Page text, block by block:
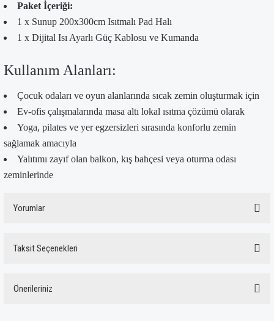
Paket İçeriği:
1 x Sunup 200x300cm Isıtmalı Pad Halı
1 x Dijital Isı Ayarlı Güç Kablosu ve Kumanda
Kullanım Alanları:
Çocuk odaları ve oyun alanlarında sıcak zemin oluşturmak için
Ev-ofis çalışmalarında masa altı lokal ısıtma çözümü olarak
Yoga, pilates ve yer egzersizleri sırasında konforlu zemin
sağlamak amacıyla
Yalıtımı zayıf olan balkon, kış bahçesi veya oturma odası
zeminlerinde
Yorumlar
Taksit Seçenekleri
Önerileriniz